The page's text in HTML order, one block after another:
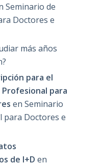
Seminario de
Doctores e
más años
para el
para
en Seminario
Doctores e
de I+D en